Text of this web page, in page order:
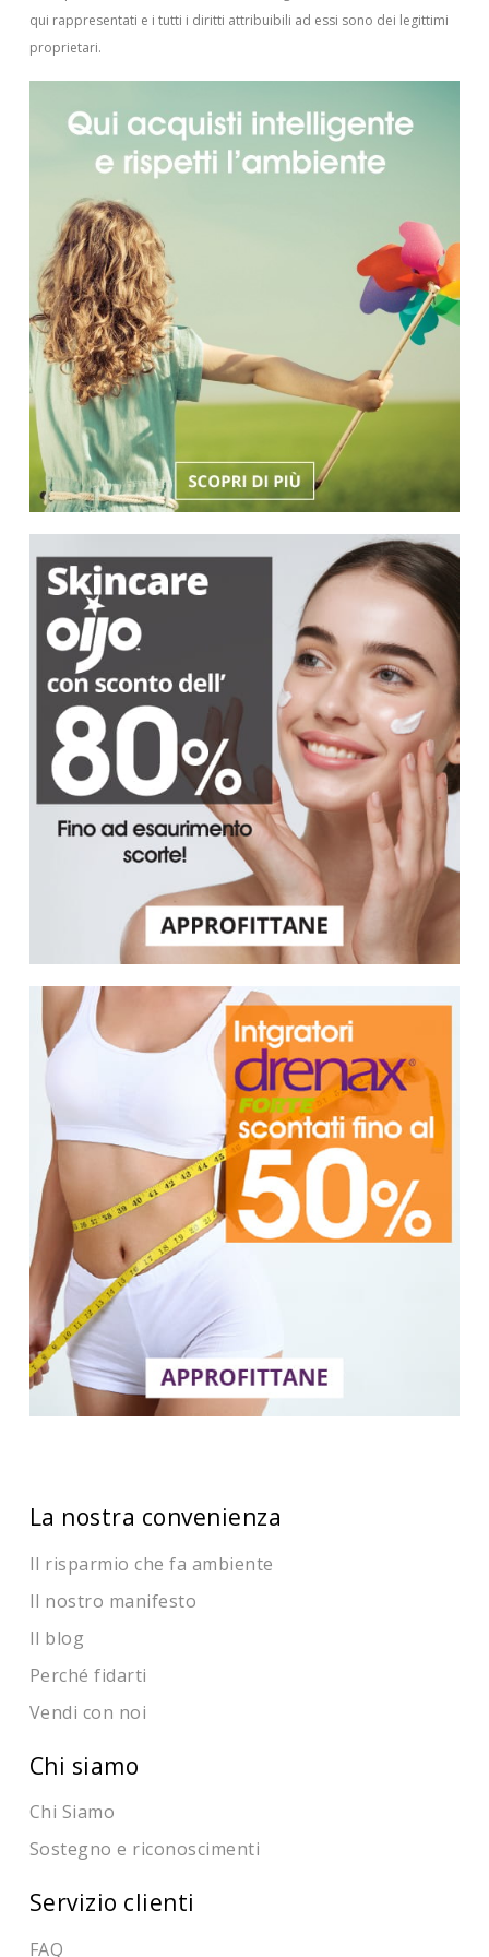
qui rappresentati e i tutti i diritti attribuibili ad essi sono dei legittimi
proprietari.
La nostra convenienza
Il risparmio che fa ambiente
Il nostro manifesto
Il blog
Perché fidarti
Vendi con noi
Chi siamo
Chi Siamo
Sostegno e riconoscimenti
Servizio clienti
FAQ